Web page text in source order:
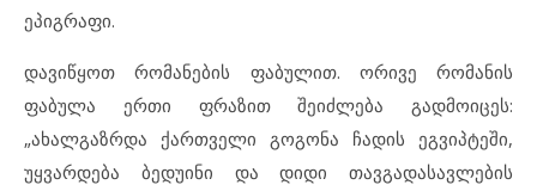
ეპიგრაფი.
დავიწყოთ რომანების ფაბულით. ორივე რომანის
ფაბულა ერთი ფრაზით შეიძლება გადმოიცეს:
„ახალგაზრდა ქართველი გოგონა ჩადის ეგვიპტეში,
უყვარდება ბედუინი და დიდი თავგადასავლების